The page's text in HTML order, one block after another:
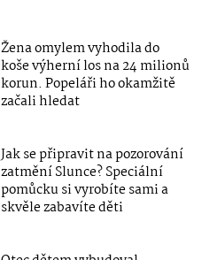
Žena omylem vyhodila do
koše výherní los na 24 milionů
korun. Popeláři ho okamžitě
začali hledat
Jak se připravit na pozorování
zatmění Slunce? Speciální
pomůcku si vyrobíte sami a
skvěle zabavíte děti